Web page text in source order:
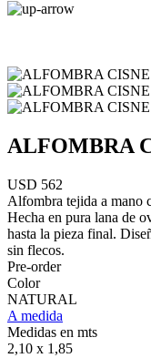
ALFOMBRA
USD 562
Alfombra tejida a mano
Hecha en pura lana de
hasta la pieza final.
sin flecos.
Pre-order
Color
NATURAL
A medida
Medidas en mts
2,10 x 1,85